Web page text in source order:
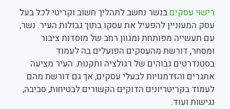
רישוי עסקים בנשר נחשב לתהליך חשוב וקריטי לכל בעל
עסק המעוניין להפעיל את עסקו בתוך גבולות העיר. נשר,
עם תעשייה מפותחת ומגוון רחב של מוסדות ציבור
ומסחר, דורשת מהעסקים הפועלים בה לעמוד
בסטנדרטים גבוהים של רגולציה ותקנות. העיר מציעה
אתגרים והזדמנויות לבעלי עסקים, אך גם דורשת מהם
לעמוד בקריטריונים הדוקים הקשורים לבטיחות, סביבה,
נגישות ועוד.